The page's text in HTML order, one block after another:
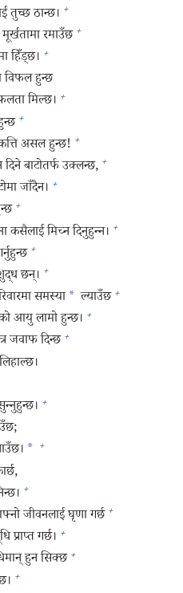
तुच्छ ठान्छ। +
रमाउँछ +
हिँड्‌छ। +
विफल हुन्छ
मिल्छ। +
+
असल हुन्छ! +
बाटोतर्फ उक्लन्छ, +
जाँदैन। +
+
कसैलाई मिच्न दिनुहुन्‍न। +
+
छन्‌। +
समस्या * ल्याउँछ +
आयु लामो हुन्छ। +
जवाफ दिन्छ +
+
* +
+
जीवनलाई घृणा गर्छ +
प्राप्त गर्छ। +
हुन सिक्छ +
+